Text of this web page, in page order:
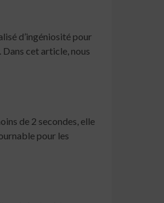
d’ingéniosité pour
cet article, nous
de 2 secondes, elle
pour les